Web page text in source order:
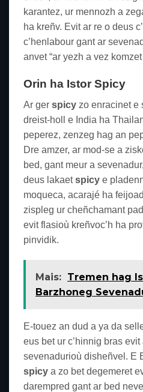
karantez, ur mennozh a
ha kreñv. Evit ar re o deus
c’henlabour gant ar
anvet “ar yezh a vez
Orin ha Istor Spicy
Ar ger spicy zo enracinet e
dreist-holl e India ha
peperez, zenzeg hag an
Dre amzer, ar mod-se a
bed, gant meur a
deus lakaetspicy e
moqueca, acarajé ha
zispleg ur cheñchamant
evit flasioù kreñvoc’h ha
pinvidik.
Mais: Tremen hag
Barzhoneg
E-touez an dud a ya da
eus bet ur c’hinnig bras
sevenadurioù disheñvel. E
spicy a zo bet degemeret
darempred gant ar bed